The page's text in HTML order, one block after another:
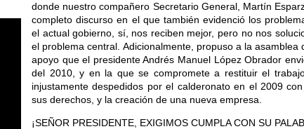
donde nuestro compañero Secretario General, Martín
completo discurso en el que también evidenció los
el actual gobierno, sí, nos reciben mejor, pero no nos
el problema central. Adicionalmente, propuso a la asamblea
apoyo que el presidente Andrés Manuel López Obrador
del 2010, y en la que se compromete a restituir el
injustamente despedidos por el calderonato en el 2009
sus derechos, y la creación de una nueva empresa.
¡SEÑOR PRESIDENTE, EXIGIMOS CUMPLA CON SU